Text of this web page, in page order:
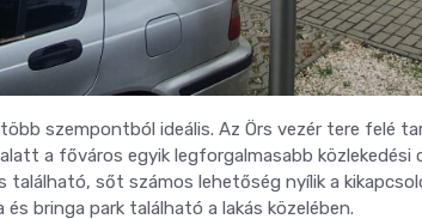
szempontból ideális. Az Örs vezér tere felé
a főváros egyik legforgalmasabb
található, sőt számos lehetőség nyílik a
bringa park található a lakás közelében.